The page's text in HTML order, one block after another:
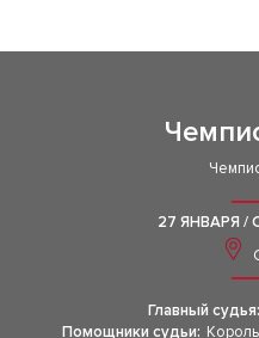
27 ЯНВАРЯ /
Главный судья:
Помощники судьи: